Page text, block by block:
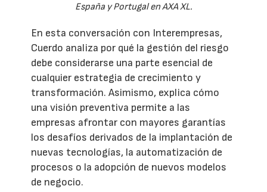
España y Portugal en AXA XL.
En esta conversación con Interempresas,
Cuerdo analiza por qué la gestión del riesgo
debe considerarse una parte esencial de
cualquier estrategia de crecimiento y
transformación. Asimismo, explica cómo
una visión preventiva permite a las
empresas afrontar con mayores garantías
los desafíos derivados de la implantación de
nuevas tecnologías, la automatización de
procesos o la adopción de nuevos modelos
de negocio.